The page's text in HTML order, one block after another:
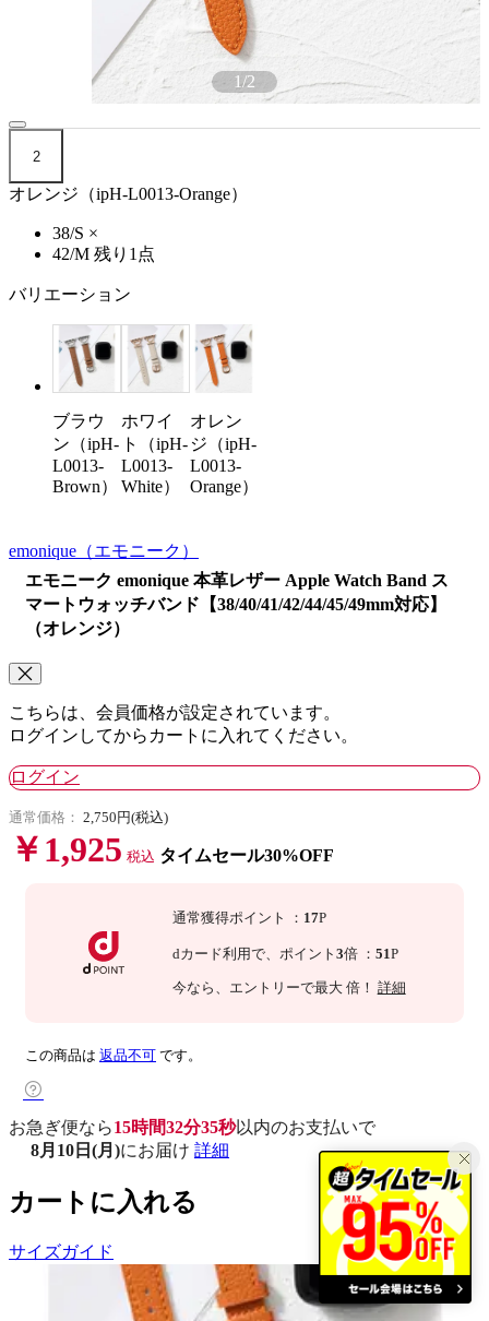
1/2
2
オレンジ（ipH-L0013-Orange）
38/S ×
42/M 残り1点
バリエーション
ブラウ
ン（ipH-
L0013-
Brown）
ホワイ
ト（ipH-
L0013-
White）
オレン
ジ（ipH-
L0013-
Orange）
emonique （エモニーク）
エモニーク emonique 本革レザー Apple Watch Band ス
マートウォッチバンド【38/40/41/42/44/45/49mm対応】
（オレンジ）
こちらは、会員価格が設定されています。
ログインしてからカートに入れてください。
ログイン
通常価格： 2,750円(税込)
￥1,925 税込 タイムセール30%OFF
通常獲得ポイント ： 17P
dカード利用で、 ポイント 3倍 ： 51P
今なら 、エントリーで最大 倍！ 詳細
この商品は 返品不可 です。
お急ぎ便なら15時間32分34秒以内のお支払いで
8月10日(月)にお届け 詳細
カートに入れる
サイズガイド